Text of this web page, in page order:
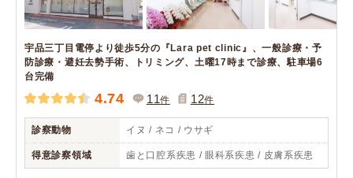
宇品三丁目電停より徒歩5分の『Lara pet clinic』、一般診療・予
防診療・避妊去勢手術、トリミング、土曜17時まで診療、駐車場6
台完備
4.74 11件 12件
診察動物 イヌ / ネコ / ウサギ
得意診察領域 歯と口腔系疾患 / 眼科系疾患 / 皮膚系疾患